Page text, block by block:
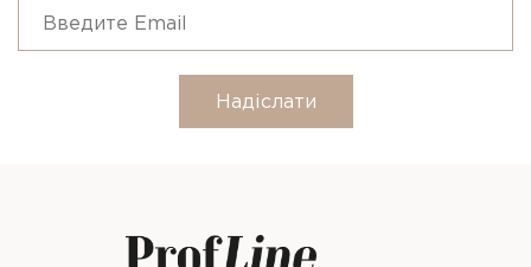
Надіслати